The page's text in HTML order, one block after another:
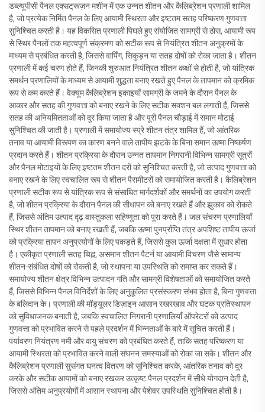
डब्ल्यूपीसी पैनल एक्सट्रूज़न मशीन में एक उन्नत शीतन और कैलिब्रेशन प्रणाली शामिल
है, जो प्रत्येक निर्मित पैनल के लिए आयामी स्थिरता और इष्टतम सतह परिष्करण गुणवत्ता
सुनिश्चित करती है। यह विकसित प्रणाली पिघले हुए संयोजित सामग्री से ठोस, आयामी रूप
से स्थिर पैनलों तक महत्वपूर्ण संक्रमण को सटीक रूप से नियंत्रित शीतन अनुक्रमों के
माध्यम से प्रबंधित करती है, जिससे वार्पिंग, सिकुड़न या सतह दोषों को रोका जाता है। शीतन
प्रणाली में कई चरण होते हैं, जिनकी शुरुआत नियंत्रित शीतन कक्षों से होती है, जो यांत्रिक
समर्थन प्रणालियों के माध्यम से आयामी शुद्धता बनाए रखते हुए पैनल के तापमान को क्रमिक
रूप से कम करते हैं। वैक्यूम कैलिब्रेशन इकाइयाँ सामग्री के जमने के दौरान पैनल के
आकार और सतह की गुणवत्ता को बनाए रखने के लिए सटीक सक्शन बल लगाती हैं, जिससे
सतह की अनियमितताओं को दूर किया जाता है और पूरी पैनल चौड़ाई में समान मोटाई
सुनिश्चित की जाती है। प्रणाली में समायोज्य स्प्रे शीतन तंत्र शामिल हैं, जो आंतरिक
तनाव या आयामी विरूपण का कारण बनने वाले तापीय झटके के बिना समान ऊष्मा निष्कर्षण
प्रदान करते हैं। शीतन प्रक्रिया के दौरान उन्नत तापमान निगरानी विभिन्न सामग्री सूत्रों
और पैनल मोटाइयों के लिए इष्टतम शीतन दरों को सुनिश्चित करती है, जो उत्पाद गुणवत्ता को
बनाए रखने के लिए स्वचालित रूप से शीतन पैरामीटरों को समायोजित करती है। कैलिब्रेशन
प्रणाली सटीक रूप से यांत्रिक रूप से संसाधित मार्गदर्शकों और समर्थनों का उपयोग करती
है, जो शीतन प्रक्रिया के दौरान पैनल की सीधापन को बनाए रखते हैं और झुकाव को रोकते
हैं, जिससे अंतिम उत्पाद दृढ़ वास्तुकला सहिष्णुता को पूरा करते हैं। जल संचरण प्रणालियाँ
स्थिर शीतन तापमान को बनाए रखती हैं, जबकि ऊष्मा पुनर्प्राप्ति तंत्र अपशिष्ट तापीय ऊर्जा
को प्रक्रिया तापन अनुप्रयोगों के लिए पकड़ते हैं, जिससे कुल ऊर्जा दक्षता में सुधार होता
है। एकीकृत प्रणाली सतह चिह्न, असमान शीतन पैटर्न या आयामी विचरण जैसे सामान्य
शीतन-संबंधित दोषों को रोकती है, जो स्थापना या उपस्थिति को समाप्त कर सकते हैं।
समायोज्य शीतन क्षेत्र विभिन्न उत्पादन गति और सामग्री विशेषताओं को समायोजित करते
हैं, जिससे विभिन्न पैनल विनिर्देशों के लिए अनुकूलित प्रसंस्करण संभव होता है, बिना गुणवत्ता
के बलिदान के। प्रणाली की मॉड्यूलर डिज़ाइन आसान रखरखाव और घटक प्रतिस्थापन
को सुविधाजनक बनाती है, जबकि स्वचालित निगरानी प्रणालियाँ ऑपरेटरों को उत्पाद
गुणवत्ता को प्रभावित करने से पहले प्रदर्शन में भिन्नताओं के बारे में सूचित करती हैं।
पर्यावरण नियंत्रण नमी और वायु संचरण को प्रबंधित करते हैं, ताकि सतह परिष्करण या
आयामी स्थिरता को प्रभावित करने वाली संघनन समस्याओं को रोका जा सके। शीतन और
कैलिब्रेशन प्रणाली सुसंगत घनत्व वितरण को सुनिश्चित करके, आंतरिक तनाव को दूर
करके और सटीक आयामों को बनाए रखकर उत्कृष्ट पैनल प्रदर्शन में सीधे योगदान देती है,
जिससे अंतिम अनुप्रयोगों में आसान स्थापना और पेशेवर उपस्थिति सुनिश्चित होती है।